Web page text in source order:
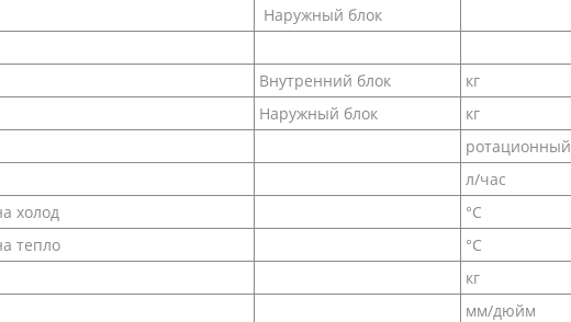
Наружный блок
Внутренний блок кг
Наружный блок
кг
ротационный
л/час
холод
°C
тепло
°C
кг
мм/дюйм